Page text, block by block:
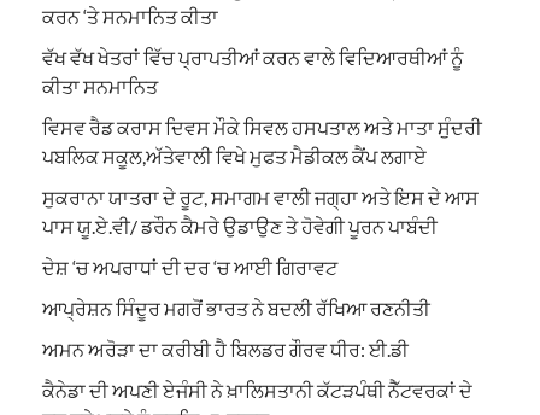
ਕਰਨ ‘ਤੇ ਸਨਮਾਨਿਤ ਕੀਤਾ
ਵੱਖ ਵੱਖ ਖੇਤਰਾਂ ਵਿੱਚ ਪ੍ਰਾਪਤੀਆਂ ਕਰਨ ਵਾਲੇ ਵਿਦਿਆਰਥੀਆਂ ਨੂੰ
ਕੀਤਾ ਸਨਮਾਨਿਤ
ਵਿਸਵ ਰੈਡ ਕਰਾਸ ਦਿਵਸ ਮੌਕੇ ਸਿਵਲ ਹਸਪਤਾਲ ਅਤੇ ਮਾਤਾ ਸੁੰਦਰੀ
ਪਬਲਿਕ ਸਕੂਲ,ਅੱਤੇਵਾਲੀ ਵਿਖੇ ਮੁਫਤ ਮੈਡੀਕਲ ਕੈਂਪ ਲਗਾਏ
ਸੁਕਰਾਨਾ ਯਾਤਰਾ ਦੇ ਰੂਟ, ਸਮਾਗਮ ਵਾਲੀ ਜਗ੍ਹਾ ਅਤੇ ਇਸ ਦੇ ਆਸ
ਪਾਸ ਯੂ.ਏ.ਵੀ/ ਡਰੌਨ ਕੈਮਰੇ ਉਡਾਉਣ ਤੇ ਹੋਵੇਗੀ ਪੂਰਨ ਪਾਬੰਦੀ
ਦੇਸ਼ ‘ਚ ਅਪਰਾਧਾਂ ਦੀ ਦਰ ‘ਚ ਆਈ ਗਿਰਾਵਟ
ਆਪ੍ਰੇਸ਼ਨ ਸਿੰਦੂਰ ਮਗਰੋਂ ਭਾਰਤ ਨੇ ਬਦਲੀ ਰੱਖਿਆ ਰਣਨੀਤੀ
ਅਮਨ ਅਰੋੜਾ ਦਾ ਕਰੀਬੀ ਹੈ ਬਿਲਡਰ ਗੌਰਵ ਧੀਰ: ਈ.ਡੀ
ਕੈਨੇਡਾ ਦੀ ਅਪਣੀ ਏਜੰਸੀ ਨੇ ਖ਼ਾਲਿਸਤਾਨੀ ਕੱਟੜਪੰਥੀ ਨੈੱਟਵਰਕਾਂ ਦੇ